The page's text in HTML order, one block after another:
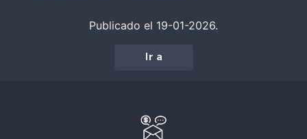
Publicado el 19-01-2026.
Ir a